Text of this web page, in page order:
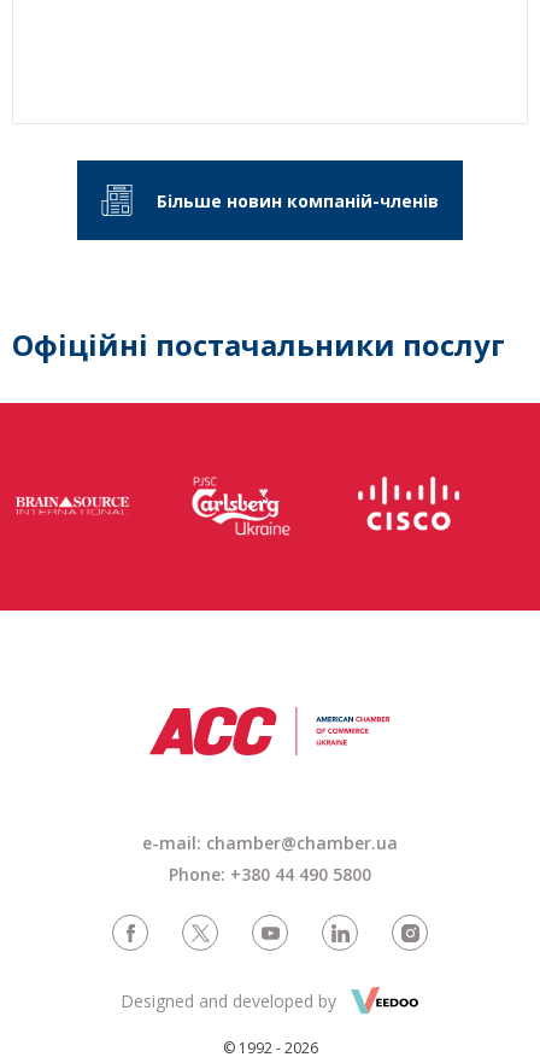
Більше новин компаній-членів
Офіційні постачальники послуг
e-mail: chamber@chamber.ua
Phone: +380 44 490 5800
© 1992 - 2026
Designed and developed by